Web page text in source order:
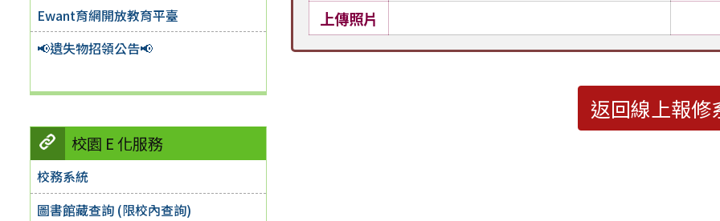
Ewant育網開放教育平臺
📢遺失物招領公告📢
校園 E 化服務
校務系統
圖書館藏查詢 (限校內查詢)
上傳照片
返回線上報修